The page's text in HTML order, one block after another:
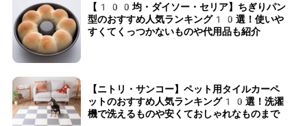
【100均・ダイソー・セリア】ちぎりパン
型のおすすめ人気ランキング10選！使いや
すくてくっつかないものや代用品も紹介
【ニトリ・サンコー】ペット用タイルカーペ
ットのおすすめ人気ランキング10選！洗濯
機で洗えるものや安くておしゃれなものまで